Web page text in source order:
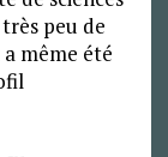
peu de
même été